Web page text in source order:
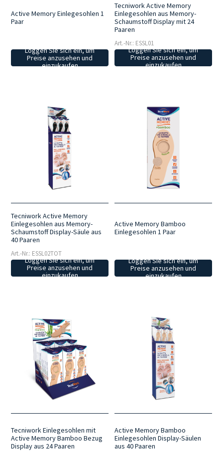
Active Memory Einlegesohlen 1
Paar
Loggen Sie sich ein, um
Preise anzusehen und
einzukaufen
Tecniwork Active Memory
Einlegesohlen aus Memory-
Schaumstoff Display mit 24
Paaren
Art.-Nr.: ESSL01
Loggen Sie sich ein, um
Preise anzusehen und
einzukaufen
Tecniwork Active Memory
Einlegesohlen aus Memory-
Schaumstoff Display-Säule aus
40 Paaren
Art.-Nr.: ESSL02TOT
Loggen Sie sich ein, um
Preise anzusehen und
einzukaufen
Active Memory Bamboo
Einlegesohlen 1 Paar
Loggen Sie sich ein, um
Preise anzusehen und
einzukaufen
Tecniwork Einlegesohlen mit
Active Memory Bamboo Bezug
Display aus 24 Paaren
Active Memory Bamboo
Einlegesohlen Display-Säulen
aus 40 Paaren